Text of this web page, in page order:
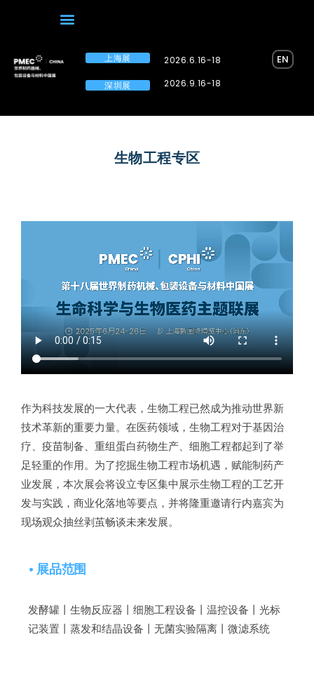
上海展
深圳展
2026.6.16-18
2026.9.16-18
EN
生物工程专区
作为科技发展的一大代表，生物工程已然成为推动世界新
技术革新的重要力量。在医药领域，生物工程对于基因治
疗、疫苗制备、重组蛋白药物生产、细胞工程都起到了举
足轻重的作用。为了挖掘生物工程市场机遇，赋能制药产
业发展，本次展会将设立专区集中展示生物工程的工艺开
发与实践，商业化落地等要点，并将隆重邀请行内嘉宾为
现场观众抽丝剥茧畅谈未来发展。
• 展品范围
发酵罐丨生物反应器丨细胞工程设备丨温控设备丨光标
记装置丨蒸发和结晶设备丨无菌实验隔离丨微滤系统